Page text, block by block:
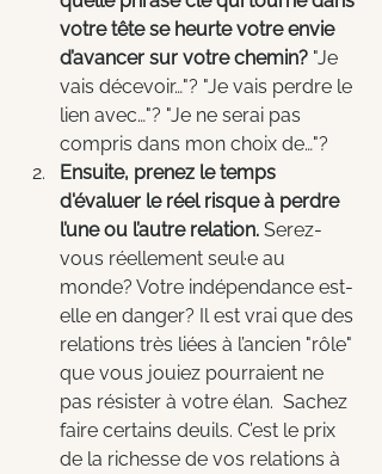
votre tête se heurte votre envie
d’avancer sur votre chemin? "Je
vais décevoir…"? "Je vais perdre le
lien avec…"? "Je ne serai pas
compris dans mon choix de…"?
Ensuite, prenez le temps
d'évaluer le réel risque à perdre
l’une ou l’autre relation. Serez-
vous réellement seul·e au
monde? Votre indépendance est-
elle en danger? Il est vrai que des
relations très liées à l’ancien "rôle"
que vous jouiez pourraient ne
pas résister à votre élan.  Sachez
faire certains deuils. C’est le prix
de la richesse de vos relations à